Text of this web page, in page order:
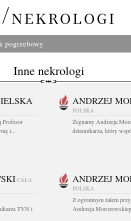
pogrzebowy
Inne nekrologi
Profesor
i...
ANDRZEJ
POLSKA
Żegnamy Andrzeja
dziennikarza, który
CAŁA
TVN i
ANDRZEJ
POLSKA
Z ogromnym żalem
Andrzeja